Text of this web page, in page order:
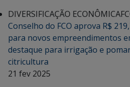
DIVERSIFICAÇÃO ECONÔMICA
Conselho do FCO aprova R$
para novos empreendimentos
destaque para irrigação e
citricultura
21 fev 2025